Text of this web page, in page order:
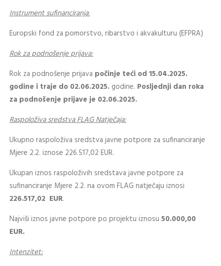
Instrument sufinanciranja:
Europski fond za pomorstvo, ribarstvo i akvakulturu (EFPRA)
Rok za podnošenje prijava:
Rok za podnošenje prijava počinje teći od 15.04.2025.
godine i traje do 02.06.2025. godine. Posljednji dan roka
za podnošenje prijave je 02.06.2025.
Raspoloživa sredstva FLAG Natječaja:
Ukupno raspoloživa sredstva javne potpore za sufinanciranje
Mjere 2.2. iznose 226.517,02 EUR.
Ukupan iznos raspoloživih sredstava javne potpore za
sufinanciranje Mjere 2.2. na ovom FLAG natječaju iznosi
226.517,02 EUR.
Najviši iznos javne potpore po projektu iznosu 50.000,00
EUR.
Intenzitet: